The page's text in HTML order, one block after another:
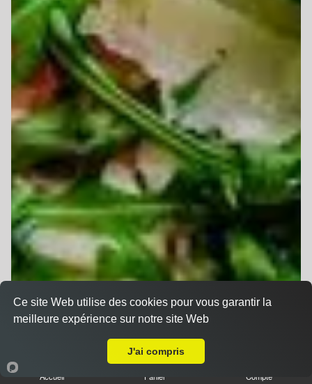
Accueil Panier Compte
Ce site Web utilise des cookies pour vous garantir la
meilleure expérience sur notre site Web
J'ai compris